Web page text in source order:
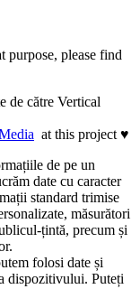
purpose, please find
de către Vertical
at this project ♥
de pe un
date cu caracter
standard trimise
măsurători
țintă, precum și
folosi date și
dispozitivului. Puteți